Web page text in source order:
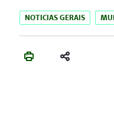
NOTICIAS GERAIS